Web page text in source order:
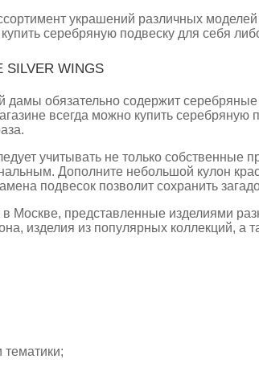
украшений различных
серебряную подвеску для себя
WINGS
обязательно содержит
всегда можно купить серебряную
учитывать не только собственные
Дополните небольшой кулон
подвесок позволит сохранить
Москве, представленные изделиями
изделия из популярных коллекций,